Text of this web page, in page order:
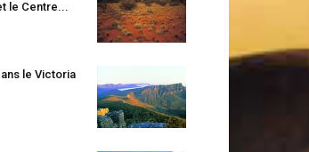
le Centre...
le Victoria